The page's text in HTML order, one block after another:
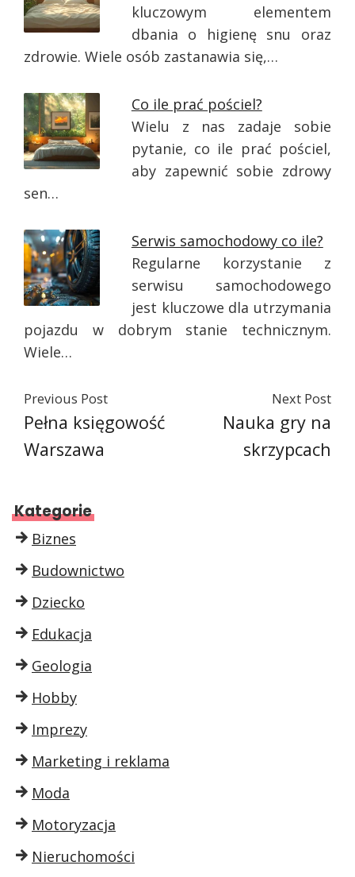
kluczowym elementem
dbania o higienę snu oraz
zdrowie. Wiele osób zastanawia się,…
Co ile prać pościel?
Wielu z nas zadaje sobie
pytanie, co ile prać pościel,
aby zapewnić sobie zdrowy
sen…
Serwis samochodowy co ile?
Regularne korzystanie z
serwisu samochodowego
jest kluczowe dla utrzymania
pojazdu w dobrym stanie technicznym.
Wiele…
Previous Post
Pełna księgowość
Warszawa
Next Post
Nauka gry na
skrzypcach
Kategorie
Biznes
Budownictwo
Dziecko
Edukacja
Geologia
Hobby
Imprezy
Marketing i reklama
Moda
Motoryzacja
Nieruchomości